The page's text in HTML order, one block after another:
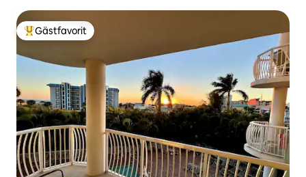
Populär gästfavorit
Gästfavorit